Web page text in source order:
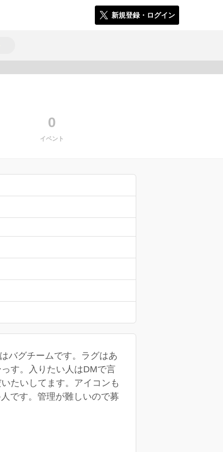
新規登録・ログイン
0
イベント
バグチームです。ラグはあ
す。入りたい人はDMで言
たいしてます。アイコンも
です。管理が難しいので募